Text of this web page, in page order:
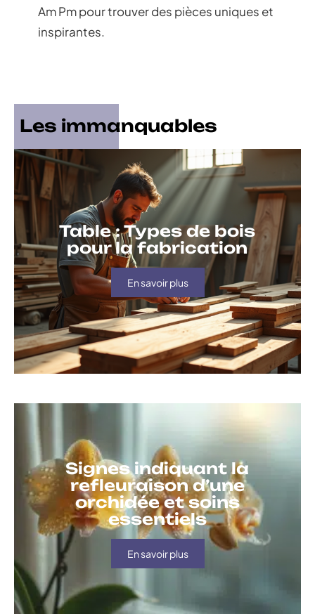
Am Pm pour trouver des pièces uniques et
inspirantes.
Les immanquables
Table : Types de bois
pour la fabrication
En savoir plus
Signes indiquant la
refleuraison d’une
orchidée et soins
essentiels
En savoir plus